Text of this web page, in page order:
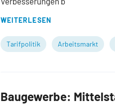
WEITERLESEN
Tarifpolitik Arbeitsmarkt
Baugewerbe: